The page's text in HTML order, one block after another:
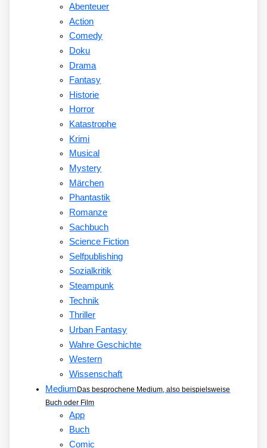
Abenteuer
Action
Comedy
Doku
Drama
Fantasy
Historie
Horror
Katastrophe
Krimi
Musical
Mystery
Märchen
Phantastik
Romanze
Sachbuch
Science Fiction
Selfpublishing
Sozialkritik
Steampunk
Technik
Thriller
Urban Fantasy
Wahre Geschichte
Western
Wissenschaft
MediumDas besprochene Medium, also beispielsweise
Buch oder Film
App
Buch
Comic